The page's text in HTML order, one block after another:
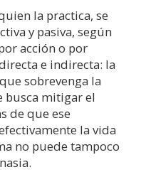
la practica, se
y pasiva, según
acción o por
e indirecta: la
sobrevenga la
busca mitigar el
de que ese
la vida
no puede tampoco